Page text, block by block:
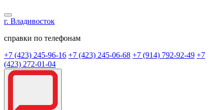
г. Владивосток
справки по телефонам
+7 (423) 245-96-16 +7 (423) 245-06-68 +7 (914) 792-92-49 +7
(423) 272-01-04